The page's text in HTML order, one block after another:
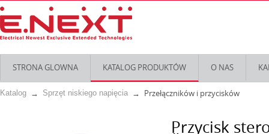
STRONA GLOWNA KATALOG PRODUKTÓW O NAS
Katalog Sprzęt niskiego napięcia Przełączników i przycisków
Przycisk